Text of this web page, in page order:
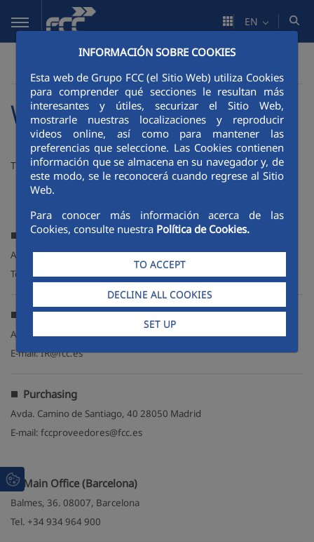
Skip to Main Content
INFORMACIÓN SOBRE COOKIES
Esta web de Grupo FCC (el Sitio Web) utiliza Cookies
para comprender qué secciones le resultan más
interesantes y útiles, securizar el Sitio Web,
mostrarle nuestras localizaciones y reproducir
videos online, así como para mantener las
preferencias que seleccione. Las Cookies contienen
información que se almacena en su navegador y, de
este modo, se le reconocerá cuando regrese al Sitio
Web.
Para conocer más información acerca de las
Cookies, consulte nuestra Política de Cookies.
TO ACCEPT
DECLINE ALL COOKIES
SET UP
EN
> Contact
Where we are
These are the contact details of our main departments.
Main Office (Madrid)
Avda. Camino de Santiago, 40 28050, Madrid
Tel. +34 913 595 400
Shareholder Services Office
Avda. Camino de Santiago, 40 28050 Madrid
E-mail: IR@fcc.es
Purchasing
Avda. Camino de Santiago, 40 28050 Madrid
E-mail: fccproveedores@fcc.es
Main Office (Barcelona)
Balmes, 36. 08007, Barcelona
Tel. +34 934 964 900